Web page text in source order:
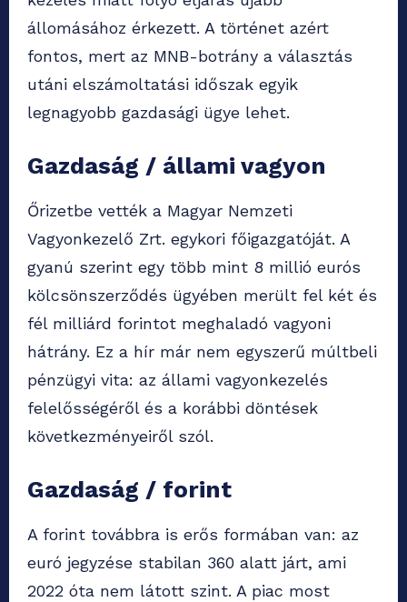
állomásához érkezett. A történet azért
fontos, mert az MNB-botrány a választás
utáni elszámoltatási időszak egyik
legnagyobb gazdasági ügye lehet.
Gazdaság / állami vagyon
Őrizetbe vették a Magyar Nemzeti
Vagyonkezelő Zrt. egykori főigazgatóját. A
gyanú szerint egy több mint 8 millió eurós
kölcsönszerződés ügyében merült fel két és
fél milliárd forintot meghaladó vagyoni
hátrány. Ez a hír már nem egyszerű múltbeli
pénzügyi vita: az állami vagyonkezelés
felelősségéről és a korábbi döntések
következményeiről szól.
Gazdaság / forint
A forint továbbra is erős formában van: az
euró jegyzése stabilan 360 alatt járt, ami
2022 óta nem látott szint. A piac most